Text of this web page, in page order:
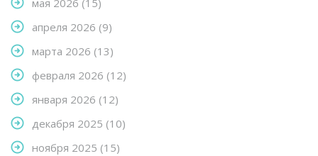
мая 2026 (15)
апреля 2026 (9)
марта 2026 (13)
февраля 2026 (12)
января 2026 (12)
декабря 2025 (10)
ноября 2025 (15)